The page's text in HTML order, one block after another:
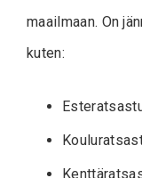
maailmaan. On
kuten: